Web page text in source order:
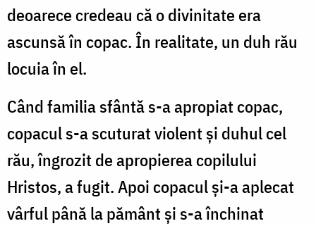
deoarece credeau că o divinitate era
ascunsă în copac. În realitate, un duh rău
locuia în el.
Când familia sfântă s-a apropiat copac,
copacul s-a scuturat violent și duhul cel
rău, îngrozit de apropierea copilului
Hristos, a fugit. Apoi copacul și-a aplecat
vârful până la pământ și s-a închinat